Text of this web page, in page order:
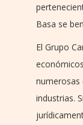
Basa se
El Grupo
numerosas
industrias.